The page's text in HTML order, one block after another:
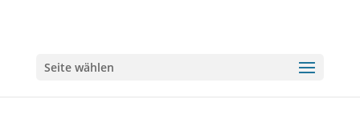
Seite wählen